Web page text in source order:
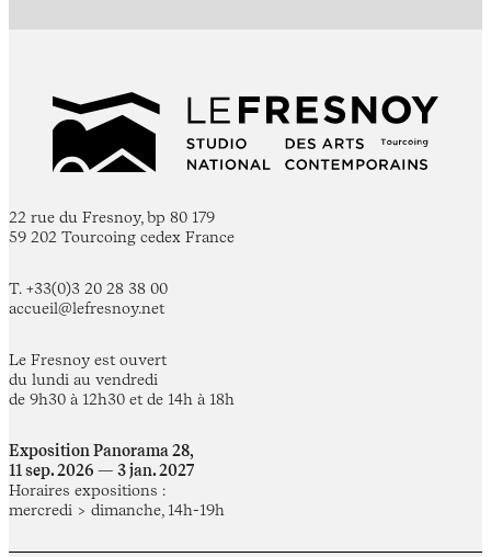
22 rue du Fresnoy, bp 80 179
59 202 Tourcoing cedex France
T. +33(0)3 20 28 38 00
accueil@lefresnoy.net
Le Fresnoy est ouvert
du lundi au vendredi
de 9h30 à 12h30 et de 14h à 18h
Exposition Panorama 28,
11 sep. 2026 — 3 jan. 2027
Horaires expositions :
mercredi > dimanche, 14h-19h